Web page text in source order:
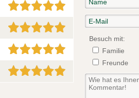
Besuch mit:
Familie
Freunde